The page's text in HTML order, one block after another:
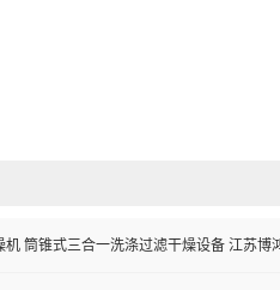
筒锥式三合一洗涤过滤干燥设备 江苏博